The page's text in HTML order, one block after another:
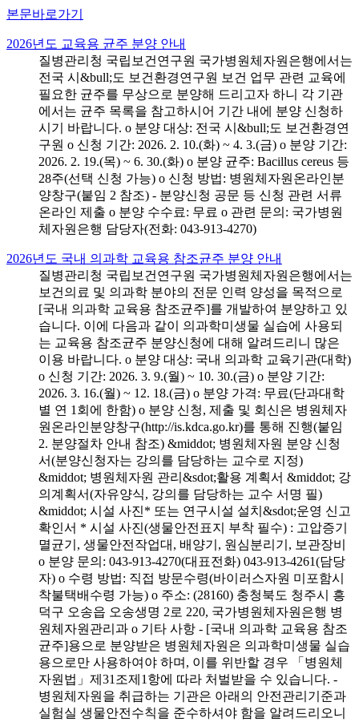
본문바로가기
2026년도 교육용 균주 분양 안내
질병관리청 국립보건연구원 국가병원체자원은행에서는
전국 시&bull;도 보건환경연구원 보건 업무 관련 교육에
필요한 균주를 무상으로 분양해 드리고자 하니 각 기관
에서는 균주 목록을 참고하시어 기간 내에 분양 신청하
시기 바랍니다. o 분양 대상: 전국 시&bull;도 보건환경연
구원 o 신청 기간: 2026. 2. 10.(화) ~ 4. 3.(금) o 분양 기간:
2026. 2. 19.(목) ~ 6. 30.(화) o 분양 균주: Bacillus cereus 등
28주(선택 신청 가능) o 신청 방법: 병원체자원온라인분
양창구(붙임 2 참조) - 분양신청 공문 등 신청 관련 서류
온라인 제출 o 분양 수수료: 무료 o 관련 문의: 국가병원
체자원은행 담당자(전화: 043-913-4270)
2026년도 국내 의과학 교육용 참조균주 분양 안내
질병관리청 국립보건연구원 국가병원체자원은행에서는
보건의료 및 의과학 분야의 전문 인력 양성을 목적으로
[국내 의과학 교육용 참조균주]를 개발하여 분양하고 있
습니다. 이에 다음과 같이 의과학미생물 실습에 사용되
는 교육용 참조균주 분양신청에 대해 알려드리니 많은
이용 바랍니다. o 분양 대상: 국내 의과학 교육기관(대학)
o 신청 기간: 2026. 3. 9.(월) ~ 10. 30.(금) o 분양 기간:
2026. 3. 16.(월) ~ 12. 18.(금) o 분양 가격: 무료(단과대학
별 연 1회에 한함) o 분양 신청, 제출 및 회신은 병원체자
원온라인분양창구(http://is.kdca.go.kr)를 통해 진행(붙임
2. 분양절차 안내 참조) &middot; 병원체자원 분양 신청
서(분양신청자는 강의를 담당하는 교수로 지정)
&middot; 병원체자원 관리&sdot;활용 계획서 &middot; 강
의계획서(자유양식, 강의를 담당하는 교수 서명 필)
&middot; 시설 사진* 또는 연구시설 설치&sdot;운영 신고
확인서 * 시설 사진(생물안전표지 부착 필수) : 고압증기
멸균기, 생물안전작업대, 배양기, 원심분리기, 보관장비
o 분양 문의: 043-913-4270(대표전화) 043-913-4261(담당
자) o 수령 방법: 직접 방문수령(바이러스자원 미포함시
착불택배수령 가능) o 주소: (28160) 충청북도 청주시 흥
덕구 오송읍 오송생명 2로 220, 국가병원체자원은행 병
원체자원관리과 o 기타 사항 - [국내 의과학 교육용 참조
균주]용으로 분양받은 병원체자원은 의과학미생물 실습
용으로만 사용하여야 하며, 이를 위반할 경우 「병원체
자원법」제31조제1항에 따라 처벌받을 수 있습니다. -
병원체자원을 취급하는 기관은 아래의 안전관리기준과
실험실 생물안전수칙을 준수하셔야 함을 알려드리오니